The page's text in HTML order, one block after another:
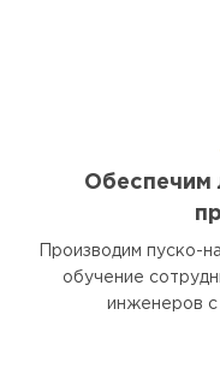
Обеспечим
Производим пуско-
обучение
инженеров с